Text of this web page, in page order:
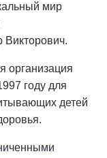
мир
организация
году для
детей